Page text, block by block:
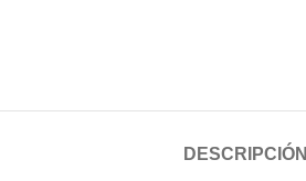
DESCRIPCIÓN